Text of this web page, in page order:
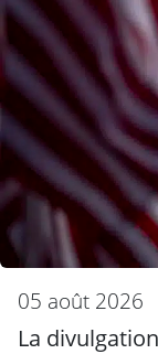
05 août 2026
La